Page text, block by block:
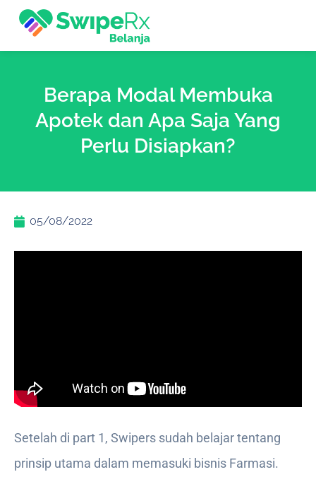
Berapa Modal Membuka
Apotek dan Apa Saja Yang
Perlu Disiapkan?
05/08/2022
Setelah di part 1, Swipers sudah belajar tentang
prinsip utama dalam memasuki bisnis Farmasi.